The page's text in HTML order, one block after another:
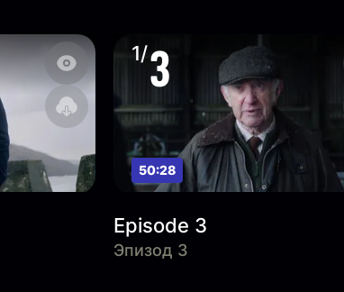
1/3
50:28
Episode 3
Эпизод 3